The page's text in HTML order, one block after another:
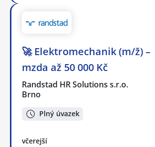
🚀 Elektromechanik (m/ž) –
mzda až 50 000 Kč
Randstad HR Solutions s.r.o.
Brno
Plný úvazek
včerejší